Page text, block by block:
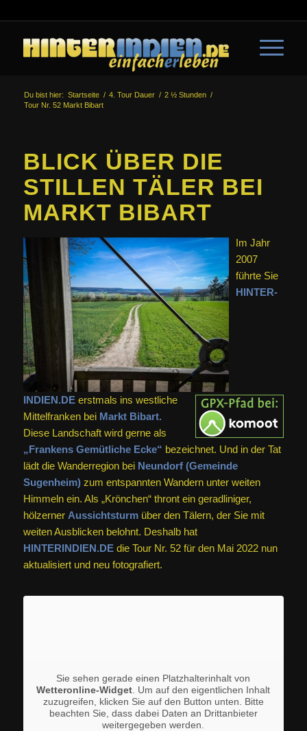
Du bist hier: Startseite / 4. Tour Dauer / 2 ½ Stunden /
Tour Nr. 52 Markt Bibart
BLICK ÜBER DIE
STILLEN TÄLER BEI
MARKT BIBART
Im Jahr
2007
führte Sie
HINTER­
INDIEN.DEerstmals ins westliche
Mittelfranken bei Markt Bibart.
Diese Landschaft wird gerne als
„Frankens Gemütliche Ecke“ bezeichnet. Und in der Tat
lädt die Wanderregion bei Neundorf (Gemeinde
Sugenheim)zum entspannten Wandern unter weiten
Himmeln ein. Als „Krönchen“ thront ein geradliniger,
hölzerner Aussichtsturmüber den Tälern, der Sie mit
weiten Ausblicken belohnt. Deshalb hat
HINTERINDIEN.DEdie Tour Nr. 52 für den Mai 2022 nun
aktualisiert und neu fotografiert.
Sie sehen gerade einen Platzhalterinhalt von
Wetteronline-Widget . Um auf den eigentlichen Inhalt
zuzugreifen, klicken Sie auf den Button unten. Bitte
beachten Sie, dass dabei Daten an Drittanbieter
weitergegeben werden.